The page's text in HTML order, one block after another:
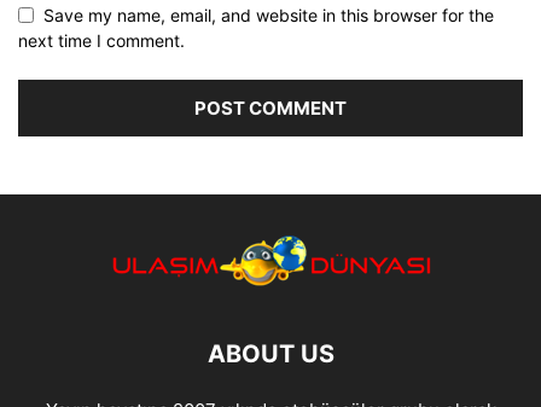
Save my name, email, and website in this browser for the
next time I comment.
ABOUT US